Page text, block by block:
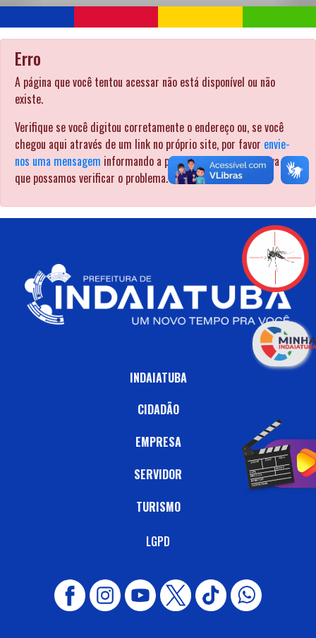
Erro
A página que você tentou acessar não está disponível ou não
existe.
Verifique se você digitou corretamente o endereço ou, se você
chegou aqui através de um link no próprio site, por favor envie-
nos uma mensagem informando a página pela qual procurava para
que possamos verificar o problema. .
INDAIATUBA
CIDADÃO
EMPRESA
SERVIDOR
TURISMO
LGPD